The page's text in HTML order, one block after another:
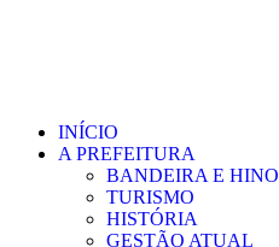
INÍCIO
A PREFEITURA
BANDEIRA E HINO
TURISMO
HISTÓRIA
GESTÃO ATUAL